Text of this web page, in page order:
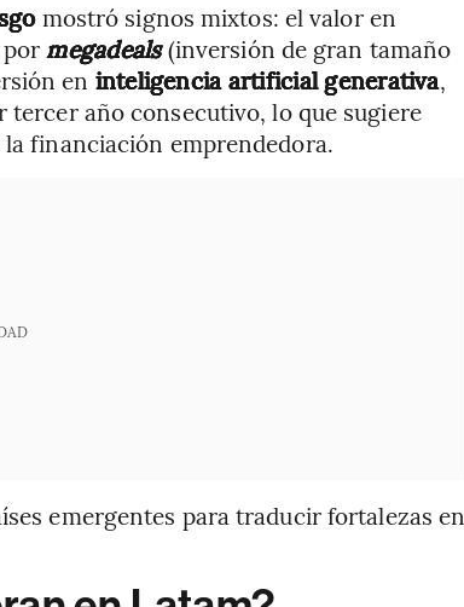
mostró signos mixtos: el valor en
megadeals (inversión de gran tamaño
en inteligencia artificial generativa,
año consecutivo, lo que sugiere
financiación emprendedora.
emergentes para traducir fortalezas en